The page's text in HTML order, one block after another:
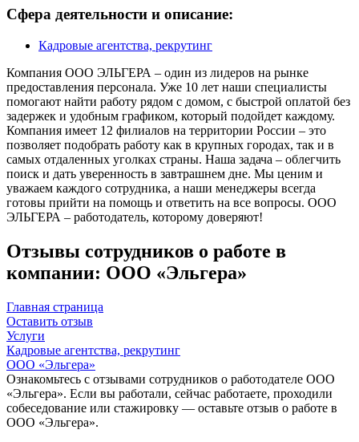
Сфера деятельности и описание:
Кадровые агентства, рекрутинг
Компания ООО ЭЛЬГЕРА – один из лидеров на рынке
предоставления персонала. Уже 10 лет наши специалисты
помогают найти работу рядом с домом, с быстрой оплатой без
задержек и удобным графиком, который подойдет каждому.
Компания имеет 12 филиалов на территории России – это
позволяет подобрать работу как в крупных городах, так и в
самых отдаленных уголках страны. Наша задача – облегчить
поиск и дать уверенность в завтрашнем дне. Мы ценим и
уважаем каждого сотрудника, а наши менеджеры всегда
готовы прийти на помощь и ответить на все вопросы. ООО
ЭЛЬГЕРА – работодатель, которому доверяют!
Отзывы сотрудников о работе в
компании: ООО «Эльгера»
Главная страница
Оставить отзыв
Услуги
Кадровые агентства, рекрутинг
ООО «Эльгера»
Ознакомьтесь с отзывами сотрудников о работодателе ООО
«Эльгера». Если вы работали, сейчас работаете, проходили
собеседование или стажировку — оставьте отзыв о работе в
ООО «Эльгера».